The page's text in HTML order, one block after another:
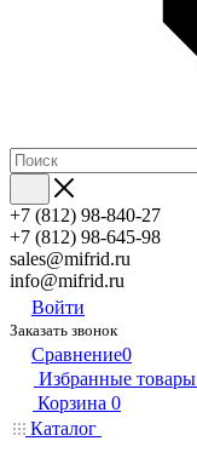
+7 (812) 98-840-27
+7 (812) 98-645-98
sales@mifrid.ru
info@mifrid.ru
Войти
Заказать звонок
Сравнение0
Избранные товары
Корзина 0
Каталог